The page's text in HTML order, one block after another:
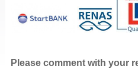
Please comment with your